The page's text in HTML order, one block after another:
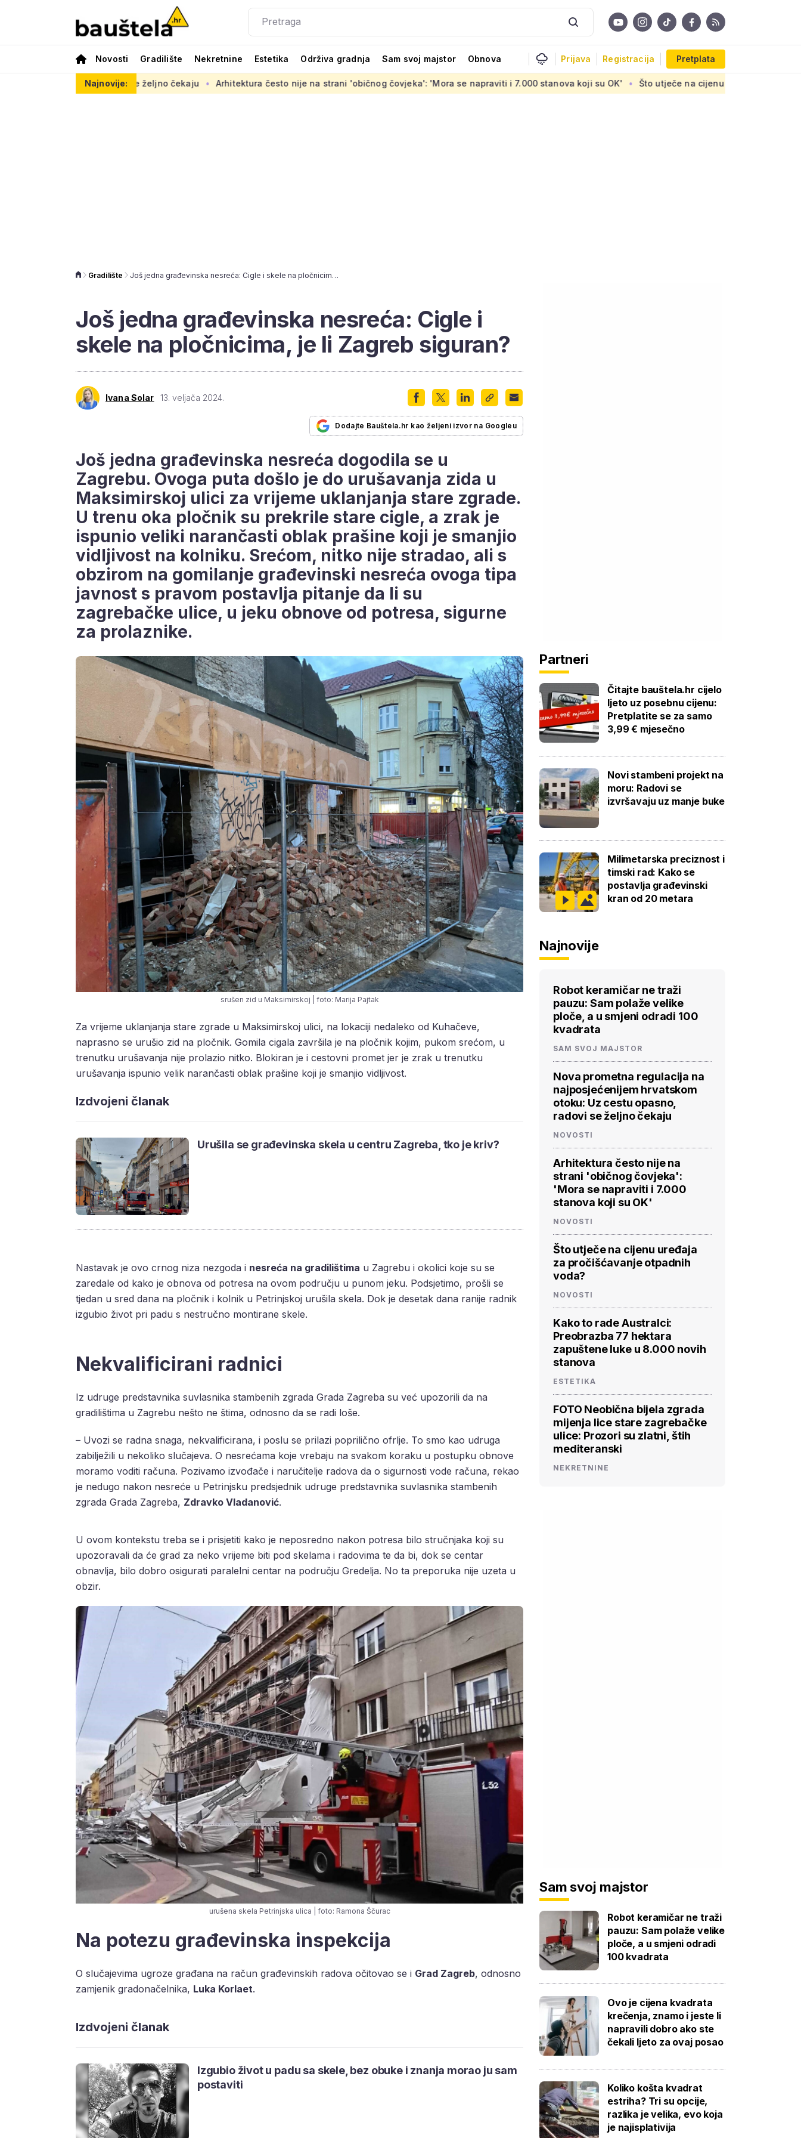
Novosti Gradilište Nekretnine Estetika Održiva gradnja Sam svoj majstor Obnova Prijava Registracija Pretplata
Najnovije:
radovi se željno čekaju Arhitektura često nije na strani 'običnog čovjeka': 'Mora se napraviti i 7.000 stanova koji su OK' Što utječe na cijenu uređaja za pročišćavanje
Gradilište Još jedna građevinska nesreća: Cigle i skele na pločnicima, je li Zagreb siguran?
Još jedna građevinska nesreća: Cigle i
skele na pločnicima, je li Zagreb siguran?
Ivana Solar 13. veljača 2024.
Dodajte Bauštela.hr kao željeni izvor na Googleu
Još jedna građevinska nesreća dogodila se u
Zagrebu. Ovoga puta došlo je do urušavanja zida u
Maksimirskoj ulici za vrijeme uklanjanja stare zgrade.
U trenu oka pločnik su prekrile stare cigle, a zrak je
ispunio veliki narančasti oblak prašine koji je smanjio
vidljivost na kolniku. Srećom, nitko nije stradao, ali s
obzirom na gomilanje građevinski nesreća ovoga tipa
javnost s pravom postavlja pitanje da li su
zagrebačke ulice, u jeku obnove od potresa, sigurne
za prolaznike.
srušen zid u Maksimirskoj | foto: Marija Pajtak
Za vrijeme uklanjanja stare zgrade u Maksimirskoj ulici, na lokaciji nedaleko od Kuhačeve,
naprasno se urušio zid na pločnik. Gomila cigala završila je na pločnik kojim, pukom srećom, u
trenutku urušavanja nije prolazio nitko. Blokiran je i cestovni promet jer je zrak u trenutku
urušavanja ispunio velik narančasti oblak prašine koji je smanjio vidljivost.
Izdvojeni članak
Urušila se građevinska skela u centru Zagreba, tko je kriv?
Nastavak je ovo crnog niza nezgoda i nesreća na gradilištima u Zagrebu i okolici koje su se
zaredale od kako je obnova od potresa na ovom području u punom jeku. Podsjetimo, prošli se
tjedan u sred dana na pločnik i kolnik u Petrinjskoj urušila skela. Dok je desetak dana ranije radnik
izgubio život pri padu s nestručno montirane skele.
Nekvalificirani radnici
Iz udruge predstavnika suvlasnika stambenih zgrada Grada Zagreba su već upozorili da na
gradilištima u Zagrebu nešto ne štima, odnosno da se radi loše.
– Uvozi se radna snaga, nekvalificirana, i poslu se prilazi poprilično ofrlje. To smo kao udruga
zabilježili u nekoliko slučajeva. O nesrećama koje vrebaju na svakom koraku u postupku obnove
moramo voditi računa. Pozivamo izvođače i naručitelje radova da o sigurnosti vode računa, rekao
je nedugo nakon nesreće u Petrinjsku predsjednik udruge predstavnika suvlasnika stambenih
zgrada Grada Zagreba, Zdravko Vladanović.
U ovom kontekstu treba se i prisjetiti kako je neposredno nakon potresa bilo stručnjaka koji su
upozoravali da će grad za neko vrijeme biti pod skelama i radovima te da bi, dok se centar
obnavlja, bilo dobro osigurati paralelni centar na području Gredelja. No ta preporuka nije uzeta u
obzir.
urušena skela Petrinjska ulica | foto: Ramona Ščurac
Na potezu građevinska inspekcija
O slučajevima ugroze građana na račun građevinskih radova očitovao se i Grad Zagreb, odnosno
zamjenik gradonačelnika, Luka Korlaet.
Izdvojeni članak
Izgubio život u padu sa skele, bez obuke i znanja morao ju sam
postaviti
Partneri
Čitajte bauštela.hr cijelo
ljeto uz posebnu cijenu:
Pretplatite se za samo
3,99 € mjesečno
Novi stambeni projekt na
moru: Radovi se
izvršavaju uz manje buke
Milimetarska preciznost i
timski rad: Kako se
postavlja građevinski
kran od 20 metara
Najnovije
Robot keramičar ne traži
pauzu: Sam polaže velike
ploče, a u smjeni odradi 100
kvadrata
SAM SVOJ MAJSTOR
Nova prometna regulacija na
najposjećenijem hrvatskom
otoku: Uz cestu opasno,
radovi se željno čekaju
NOVOSTI
Arhitektura često nije na
strani 'običnog čovjeka':
'Mora se napraviti i 7.000
stanova koji su OK'
NOVOSTI
Što utječe na cijenu uređaja
za pročišćavanje otpadnih
voda?
NOVOSTI
Kako to rade Australci:
Preobrazba 77 hektara
zapuštene luke u 8.000 novih
stanova
ESTETIKA
FOTO Neobična bijela zgrada
mijenja lice stare zagrebačke
ulice: Prozori su zlatni, štih
mediteranski
NEKRETNINE
Sam svoj majstor
Robot keramičar ne traži
pauzu: Sam polaže velike
ploče, a u smjeni odradi
100 kvadrata
Ovo je cijena kvadrata
krečenja, znamo i jeste li
napravili dobro ako ste
čekali ljeto za ovaj posao
Koliko košta kvadrat
estriha? Tri su opcije,
razlika je velika, evo koja
je najisplativija